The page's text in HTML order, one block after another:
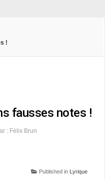
!
fausses notes !
: Félix Brun
Published in
Lyrique